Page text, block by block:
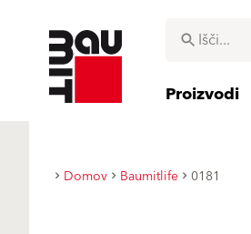
Proizvodi
Domov Baumitlife 0181